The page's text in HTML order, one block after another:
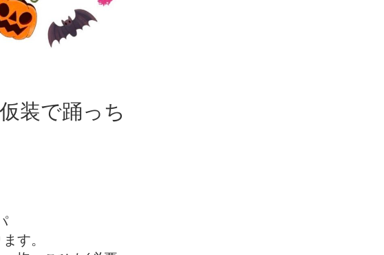
装で踊っち
す。